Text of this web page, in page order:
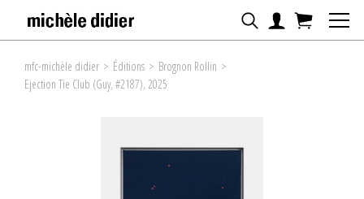
mfc-michèle didier > Éditions > Brognon Rollin >
Ejection Tie Club (Guy, #2187), 2025